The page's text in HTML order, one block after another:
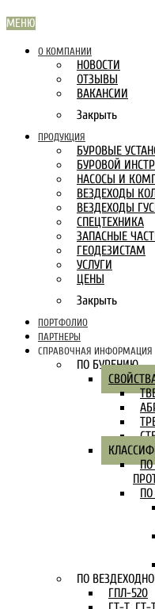
МЕНЮ
О КОМПАНИИ
НОВОСТИ
ОТЗЫВЫ
ВАКАНСИИ
Закрыть
ПРОДУКЦИЯ
БУРОВЫЕ
БУРОВОЙ
НАСОСЫ И
ВЕЗДЕХОДЫ
ВЕЗДЕХОДЫ
СПЕЦТЕХНИКА
ЗАПАСНЫЕ
ГЕОДЕЗИСТАМ
УСЛУГИ
ЦЕНЫ
Закрыть
ПОРТФОЛИО
ПАРТНЕРЫ
СПРАВОЧНАЯ ИНФОРМАЦИЯ
ПО БУРЕНИЮ
ПО
ГПЛ-520